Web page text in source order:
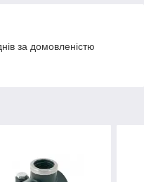
за домовленістю